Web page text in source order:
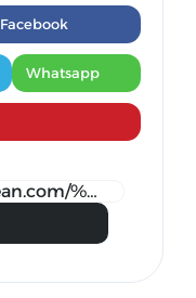
Facebook
Whatsapp